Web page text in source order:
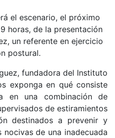
el escenario, el próximo
horas, de la presentación
un referente en ejercicio
postural.
fundadora del Instituto
exponga en qué consiste
en una combinación de
​​de estiramientos
destinados a prevenir y
de una inadecuada